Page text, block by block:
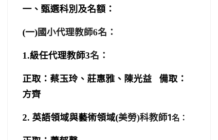
一、甄選科別及名額：
(一)國小代理教師6名：
1.級任代理教師3名：
正取：蔡玉玲、莊惠雅、陳光益 備取：
方齊
2. 英語領域與藝術領域(美勞)科教師1名：